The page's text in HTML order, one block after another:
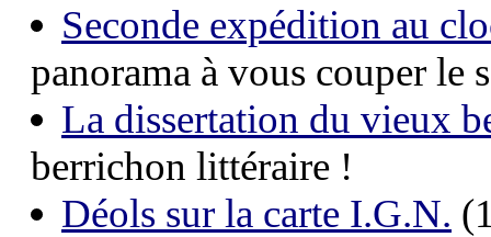
Seconde expédition au
panorama à vous couper le
La dissertation du vieux
berrichon littéraire !
Déols sur la carte I.G.N.